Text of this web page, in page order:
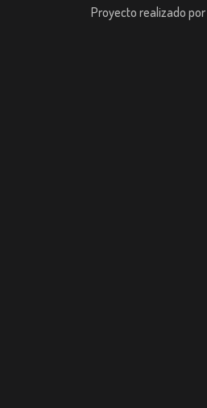
Proyecto realizado por